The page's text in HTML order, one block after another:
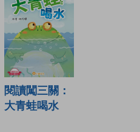
閱讀闖三關：
大青蛙喝水